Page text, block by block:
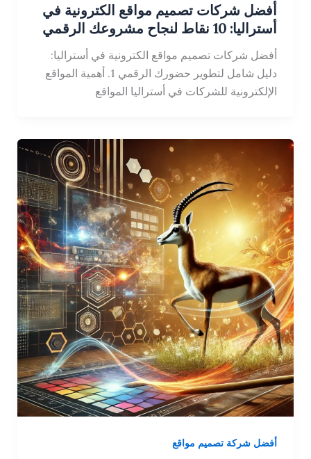
أفضل شركات تصميم مواقع الكترونية في
أستراليا: 10 نقاط لنجاح مشروعك الرقمي
أفضل شركات تصميم مواقع الكترونية في أستراليا:
دليل شامل لتطوير حضورك الرقمي 1. أهمية المواقع
الإلكترونية للشركات في أستراليا المواقع
أفضل شركة تصميم مواقع